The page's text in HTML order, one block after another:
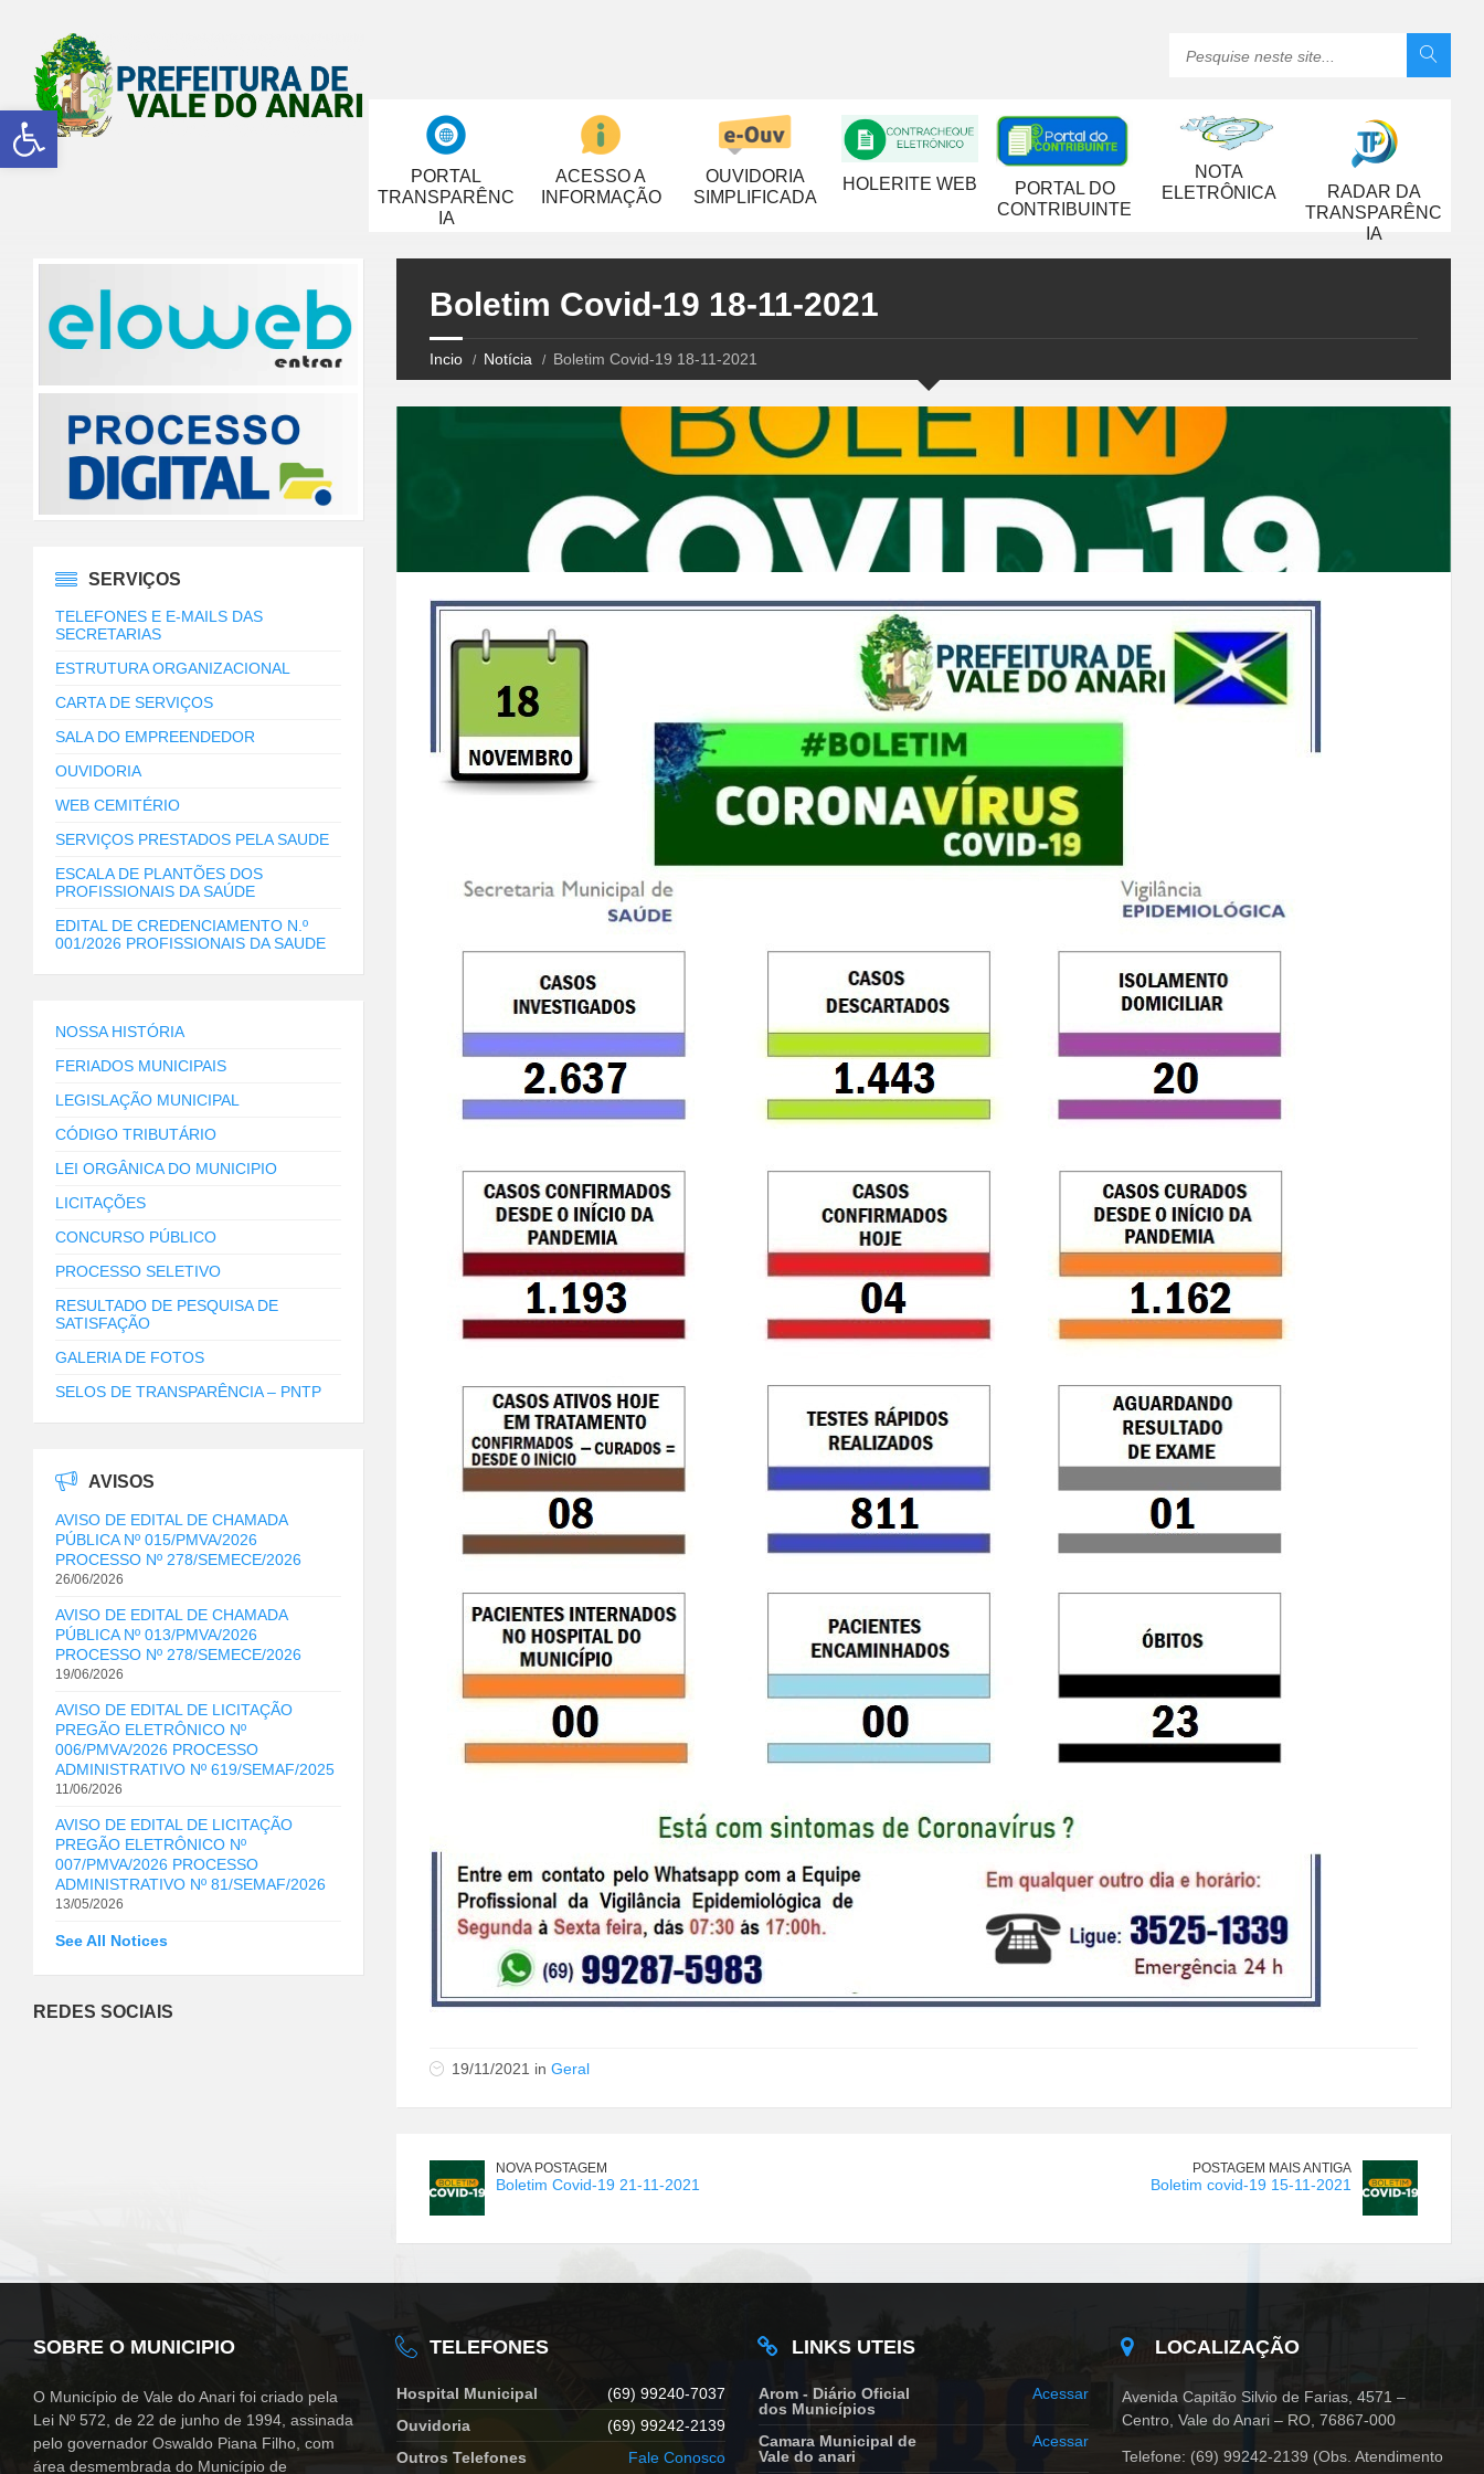
Abrir a barra de ferramentas
PORTAL
TRANSPARÊNC
IA
ACESSO A
INFORMAÇÃO
OUVIDORIA
SIMPLIFICADA
HOLERITE WEB
PORTAL DO
CONTRIBUINTE
NOTA
ELETRÔNICA
RADAR DA
TRANSPARÊNC
IA
Boletim Covid-19 18-11-2021
Incio Notícia Boletim Covid-19 18-11-2021
19/11/2021 in Geral
NOVA POSTAGEM
Boletim Covid-19 21-11-2021
POSTAGEM MAIS ANTIGA
Boletim covid-19 15-11-2021
SERVIÇOS
TELEFONES E E-MAILS DAS
SECRETARIAS
ESTRUTURA ORGANIZACIONAL
CARTA DE SERVIÇOS
SALA DO EMPREENDEDOR
OUVIDORIA
WEB CEMITÉRIO
SERVIÇOS PRESTADOS PELA SAUDE
ESCALA DE PLANTÕES DOS
PROFISSIONAIS DA SAÚDE
EDITAL DE CREDENCIAMENTO N.º
001/2026 PROFISSIONAIS DA SAUDE
NOSSA HISTÓRIA
FERIADOS MUNICIPAIS
LEGISLAÇÃO MUNICIPAL
CÓDIGO TRIBUTÁRIO
LEI ORGÂNICA DO MUNICIPIO
LICITAÇÕES
CONCURSO PÚBLICO
PROCESSO SELETIVO
RESULTADO DE PESQUISA DE
SATISFAÇÃO
GALERIA DE FOTOS
SELOS DE TRANSPARÊNCIA – PNTP
AVISOS
AVISO DE EDITAL DE CHAMADA
PÚBLICA Nº 015/PMVA/2026
PROCESSO Nº 278/SEMECE/2026
26/06/2026
AVISO DE EDITAL DE CHAMADA
PÚBLICA Nº 013/PMVA/2026
PROCESSO Nº 278/SEMECE/2026
19/06/2026
AVISO DE EDITAL DE LICITAÇÃO
PREGÃO ELETRÔNICO Nº
006/PMVA/2026 PROCESSO
ADMINISTRATIVO Nº 619/SEMAF/2025
11/06/2026
AVISO DE EDITAL DE LICITAÇÃO
PREGÃO ELETRÔNICO Nº
007/PMVA/2026 PROCESSO
ADMINISTRATIVO Nº 81/SEMAF/2026
13/05/2026
See All Notices
REDES SOCIAIS
SOBRE O MUNICIPIO
O Município de Vale do Anari foi criado pela
Lei Nº 572, de 22 de junho de 1994, assinada
pelo governador Oswaldo Piana Filho, com
área desmembrada do Município de
TELEFONES
Hospital Municipal
(69) 99240-7037
Ouvidoria
(69) 99242-2139
Outros Telefones
Fale Conosco
LINKS UTEIS
Arom - Diário Oficial
dos Municípios
Acessar
Camara Municipal de
Vale do anari
Acessar
LOCALIZAÇÃO
Avenida Capitão Silvio de Farias, 4571 –
Centro, Vale do Anari – RO, 76867-000
Telefone: (69) 99242-2139 (Obs. Atendimento